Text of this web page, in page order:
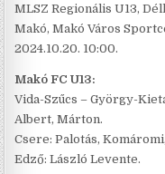
MLSZ Regionális U13,
Makó, Makó Város
2024.10.20. 10:00.
Makó FC U13:
Vida-Szűcs – György-
Albert, Márton.
Csere: Palotás,
Edző: László Levente.